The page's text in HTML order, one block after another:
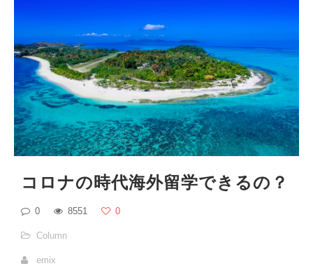
コロナの時代海外留学できるの？
0 8551 0
Column
emix